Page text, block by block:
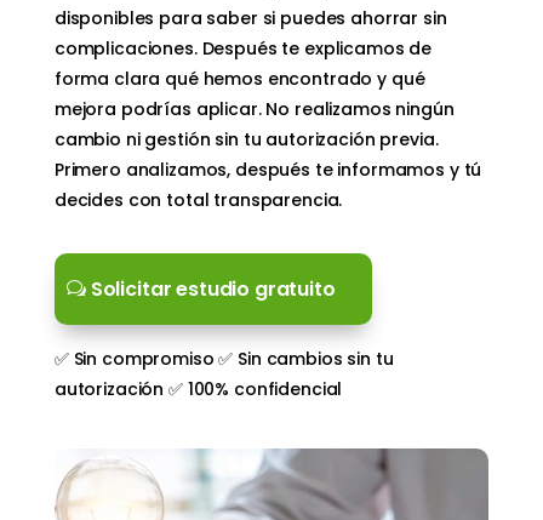
disponibles para saber si puedes ahorrar sin
complicaciones. Después te explicamos de
forma clara qué hemos encontrado y qué
mejora podrías aplicar. No realizamos ningún
cambio ni gestión sin tu autorización previa.
Primero analizamos, después te informamos y tú
decides con total transparencia.
Solicitar estudio gratuito
✅ Sin compromiso ✅ Sin cambios sin tu
autorización ✅ 100% confidencial